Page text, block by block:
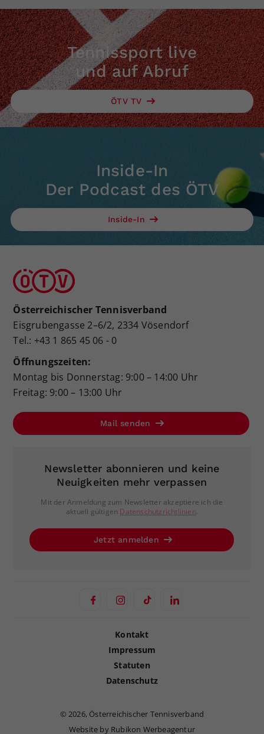
Tennissport live
und auf Abruf
ÖTV TV
Inside-In
Der Podcast des ÖTV
Inside-In
Österreichischer Tennisverband
Eisgrubengasse 2–6/2, 2334 Vösendorf
Tel.: +43 1 865 45 06 - 0
Öffnungszeiten:
Montag bis Donnerstag: 9:00 – 14:00 Uhr
Freitag: 9:00 – 13:00 Uhr
Mail senden
Newsletter abonnieren und keine
Neuigkeiten mehr verpassen
Mit der Anmeldung zum Newsletter akzeptiere ich die
aktuell gültigen Datenschutzrichtlinien.
Jetzt anmelden
Kontakt
Impressum
Statuten
Datenschutz
©2026, Österreichischer Tennisverband
Website by Rubikon Werbeagentur